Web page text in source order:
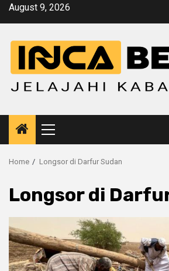
SkipAugust 9, 2026
Primary
Menu
Home Longsor di Darfur Sudan
Longsor di